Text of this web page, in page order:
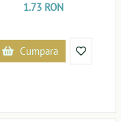
1.73 RON
Cumpara